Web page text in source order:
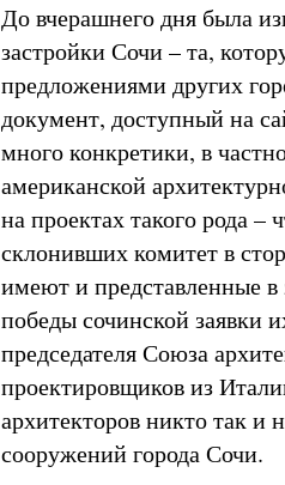
До вчерашнего дня была
застройки Сочи – та,
предложениями других
документ, доступный на
много конкретики, в
американской
на проектах такого рода –
склонивших комитет в
имеют и представленные в
победы сочинской заявки
председателя Союза
проектировщиков из
архитекторов никто так
сооружений города Сочи.